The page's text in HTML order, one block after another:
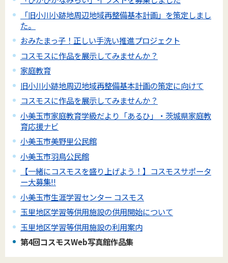
「旧小川小跡地周辺地域再整備基本計画」を策定しまし
た。
おみたまっ子！正しい手洗い推進プロジェクト
コスモスに作品を展示してみませんか？
家庭教育
旧小川小跡地周辺地域再整備基本計画の策定に向けて
コスモスに作品を展示してみませんか？
小美玉市家庭教育学級だより「あるひ」・茨城県家庭教
育応援ナビ
小美玉市美野里公民館
小美玉市羽鳥公民館
【一緒にコスモスを盛り上げよう！】コスモスサポータ
ー大募集!!
小美玉市生涯学習センター コスモス
玉里地区学習等供用施設の供用開始について
玉里地区学習等供用施設の利用案内
第4回コスモスWeb写真館作品集